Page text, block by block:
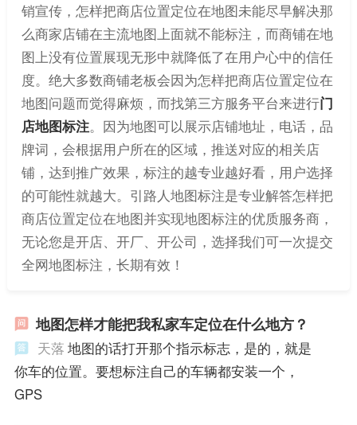
销宣传，怎样把商店位置定位在地图未能尽早解决那
么商家店铺在主流地图上面就不能标注，而商铺在地
图上没有位置展现无形中就降低了在用户心中的信任
度。绝大多数商铺老板会因为怎样把商店位置定位在
地图问题而觉得麻烦，而找第三方服务平台来进行门
店地图标注。因为地图可以展示店铺地址，电话，品
牌词，会根据用户所在的区域，推送对应的相关店
铺，达到推广效果，标注的越专业越好看，用户选择
的可能性就越大。引路人地图标注是专业解答怎样把
商店位置定位在地图并实现地图标注的优质服务商，
无论您是开店、开厂、开公司，选择我们可一次提交
全网地图标注，长期有效！
地图怎样才能把我私家车定位在什么地方？
天落 地图的话打开那个指示标志，是的，就是
你车的位置。要想标注自己的车辆都安装一个，
GPS